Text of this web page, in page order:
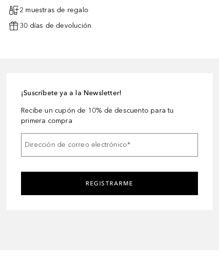
2 muestras de regalo
30 días de devolución
¡Suscríbete ya a la Newsletter!
Recibe un cupón de 10% de descuento para tu
primera compra
Dirección de correo electrónico*
REGISTRARME